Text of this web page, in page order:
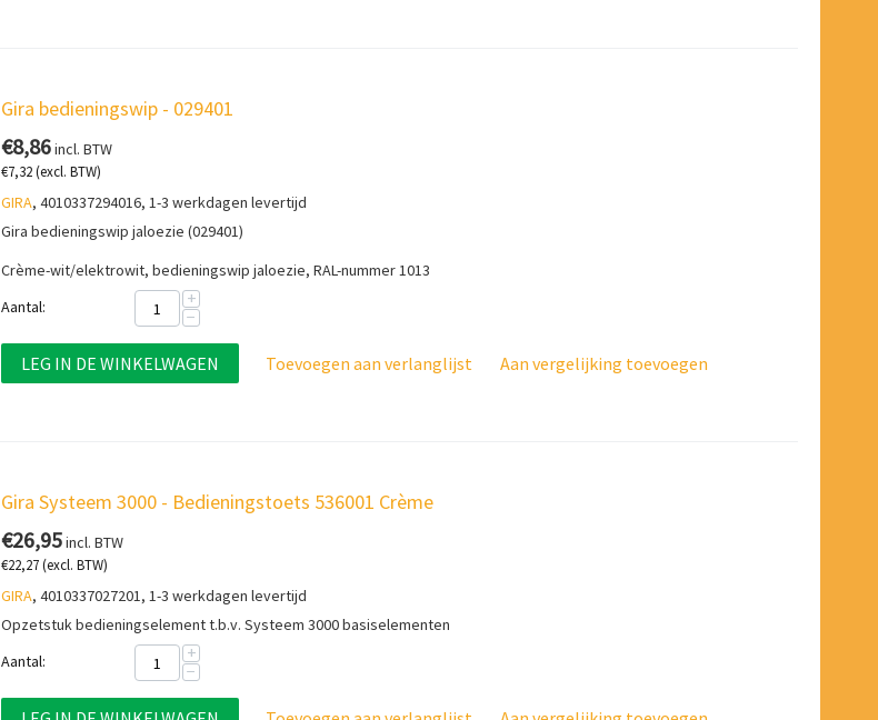
Gira bedieningswip - 029401
€8,86incl. BTW
€7,32(excl. BTW)
GIRA, 4010337294016, 1-3 werkdagen levertijd
Gira bedieningswip jaloezie (029401)
Crème-wit/elektrowit,bedieningswip jaloezie, RAL-nummer 1013
Aantal:
+
−
LEG IN DE WINKELWAGEN Toevoegen aan verlanglijst Aan vergelijking toevoegen
Gira Systeem 3000 - Bedieningstoets 536001 Crème
€26,95incl. BTW
€22,27(excl. BTW)
GIRA, 4010337027201, 1-3 werkdagen levertijd
Opzetstuk bedieningselement t.b.v. Systeem 3000 basiselementen
Aantal:
+
−